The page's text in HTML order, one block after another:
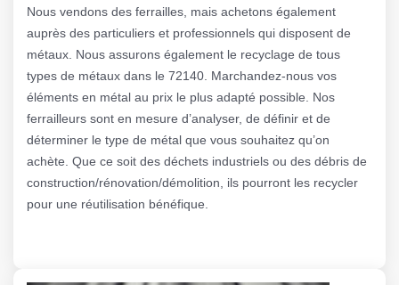
Nous vendons des ferrailles, mais achetons également
auprès des particuliers et professionnels qui disposent de
métaux. Nous assurons également le recyclage de tous
types de métaux dans le 72140. Marchandez-nous vos
éléments en métal au prix le plus adapté possible. Nos
ferrailleurs sont en mesure d’analyser, de définir et de
déterminer le type de métal que vous souhaitez qu’on
achète. Que ce soit des déchets industriels ou des débris de
construction/rénovation/démolition, ils pourront les recycler
pour une réutilisation bénéfique.